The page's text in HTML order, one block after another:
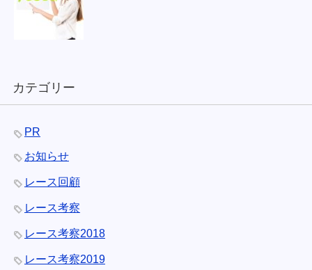
カテゴリー
PR
お知らせ
レース回顧
レース考察
レース考察2018
レース考察2019